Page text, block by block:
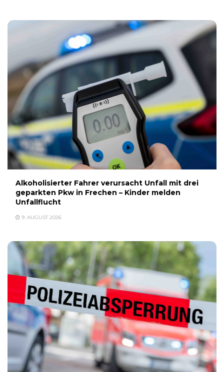
Alkoholisierter Fahrer verursacht Unfall mit drei
geparkten Pkw in Frechen – Kinder melden
Unfallflucht
9. AUGUST 2026